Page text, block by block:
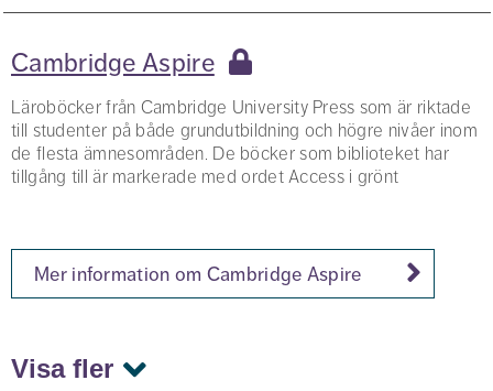
Cambridge Aspire
Läroböcker från Cambridge University Press som är riktade
till studenter på både grundutbildning och högre nivåer inom
de flesta ämnesområden. De böcker som biblioteket har
tillgång till är markerade med ordet Access i grönt
Mer information om Cambridge Aspire
Visa fler